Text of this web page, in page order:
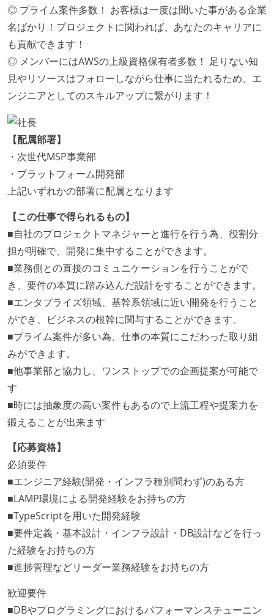
◎ プライム案件多数！ お客様は一度は聞いた事がある企業
名ばかり！プロジェクトに関われば、あなたのキャリアに
も貢献できます！
◎ メンバーにはAWSの上級資格保有者多数！ 足りない知
見やリソースはフォローしながら仕事に当たれるため、エ
ンジニアとしてのスキルアップに繋がります！
【配属部署】
・次世代MSP事業部
・プラットフォーム開発部
上記いずれかの部署に配属となります
【この仕事で得られるもの】
■自社のプロジェクトマネジャーと進行を行う為、役割分
担が明確で、開発に集中することができます。
■業務側との直接のコミュニケーションを行うことがで
き、要件の本質に踏み込んだ設計をすることができます。
■エンタプライズ領域、基幹系領域に近い開発を行うこと
ができ、ビジネスの根幹に関与することができます。
■プライム案件が多い為、仕事の本質にこだわった取り組
みができます。
■他事業部と協力し、ワンストップでの企画提案が可能で
す
■時には抽象度の高い案件もあるので上流工程や提案力を
鍛えることが出来ます
【応募資格】
必須要件
■エンジニア経験(開発・インフラ種別問わず)のある方
■LAMP環境による開発経験をお持ちの方
■TypeScriptを用いた開発経験
■要件定義・基本設計・インフラ設計・DB設計などを行っ
た経験をお持ちの方
■進捗管理などリーダー業務経験をお持ちの方
歓迎要件
■DBやプログラミングにおけるパフォーマンスチューニン